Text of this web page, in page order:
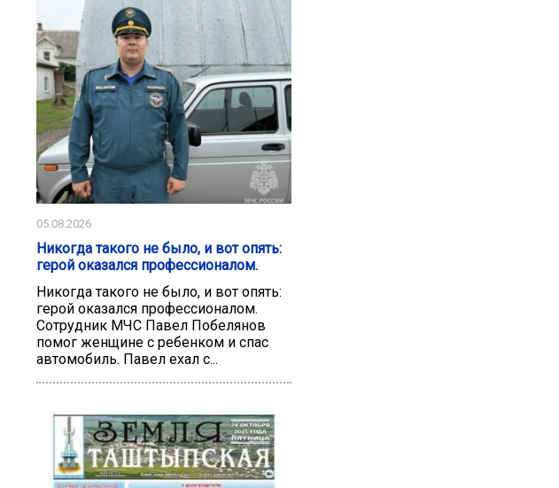
05.08.2026
Никогда такого не было, и вот опять:
герой оказался профессионалом.
Никогда такого не было, и вот опять:
герой оказался профессионалом.
Сотрудник МЧС Павел Побелянов
помог женщине с ребенком и спас
автомобиль. Павел ехал с...